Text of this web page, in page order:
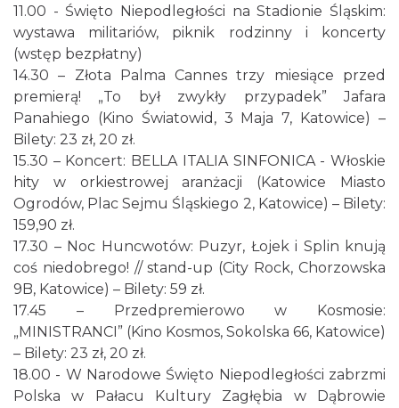
Myslovitz - Sentymentalny powrót do lat
2000
Katowice
2026-11-15
0.79 km
Poland Bachaturo Festiwal
Katowice
2026-08-14
0.86 km
11.00 - Święto Niepodległości na Stadionie Śląskim:
wystawa militariów, piknik rodzinny i koncerty
(wstęp bezpłatny)
14.30 – Złota Palma Cannes trzy miesiące przed
premierą! „To był zwykły przypadek” Jafara
Panahiego (Kino Światowid, 3 Maja 7, Katowice) –
Bilety: 23 zł, 20 zł.
15.30 – Koncert: BELLA ITALIA SINFONICA - Włoskie
hity w orkiestrowej aranżacji (Katowice Miasto
Ogrodów, Plac Sejmu Śląskiego 2, Katowice) – Bilety:
159,90 zł.
17.30 – Noc Huncwotów: Puzyr, Łojek i Splin knują
coś niedobrego! // stand-up (City Rock, Chorzowska
9B, Katowice) – Bilety: 59 zł.
17.45 – Przedpremierowo w Kosmosie:
„MINISTRANCI” (Kino Kosmos, Sokolska 66, Katowice)
– Bilety: 23 zł, 20 zł.
18.00 - W Narodowe Święto Niepodległości zabrzmi
Polska w Pałacu Kultury Zagłębia w Dąbrowie